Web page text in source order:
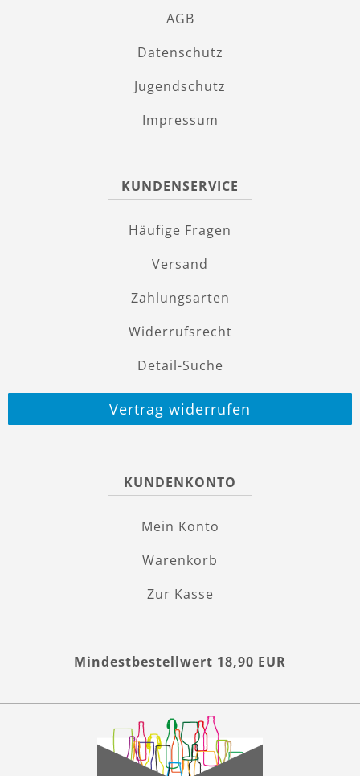
AGB
Datenschutz
Jugendschutz
Impressum
KUNDENSERVICE
Häufige Fragen
Versand
Zahlungsarten
Widerrufsrecht
Detail-Suche
Vertrag widerrufen
KUNDENKONTO
Mein Konto
Warenkorb
Zur Kasse
Mindestbestellwert 18,90 EUR